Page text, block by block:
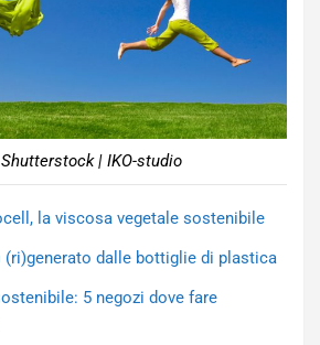
| IKO-studio
la viscosa vegetale sostenibile
(ri)generato dalle bottiglie di plastica
5 negozi dove fare